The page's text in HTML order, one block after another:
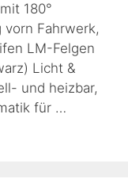
180°
Fahrwerk,
LM-Felgen
Licht &
und heizbar,
für …